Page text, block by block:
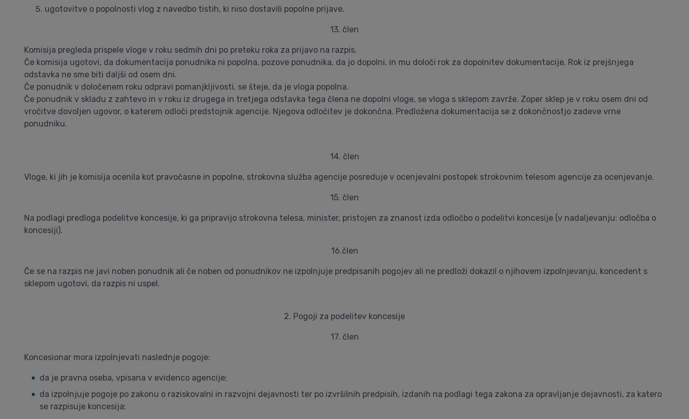
ugotovitve o popolnosti vlog z navedbo tistih, ki niso dostavili popolne prijave.
13. člen
Komisija pregleda prispele vloge v roku sedmih dni po preteku roka za prijavo na razpis.
Če komisija ugotovi, da dokumentacija ponudnika ni popolna, pozove ponudnika, da jo dopolni, in mu določi rok za dopolnitev dokumentacije. Rok iz prejšnjega
odstavka ne sme biti daljši od osem dni.
Če ponudnik v določenem roku odpravi pomanjkljivosti, se šteje, da je vloga popolna.
Če ponudnik v skladu z zahtevo in v roku iz drugega in tretjega odstavka tega člena ne dopolni vloge, se vloga s sklepom zavrže. Zoper sklep je v roku osem dni od
vročitve dovoljen ugovor, o katerem odloči predstojnik agencije. Njegova odločitev je dokončna. Predložena dokumentacija se z dokončnostjo zadeve vrne
ponudniku.
14. člen
Vloge, ki jih je komisija ocenila kot pravočasne in popolne, strokovna služba agencije posreduje v ocenjevalni postopek strokovnim telesom agencije za ocenjevanje.
15. člen
Na podlagi predloga podelitve koncesije, ki ga pripravijo strokovna telesa, minister, pristojen za znanost izda odločbo o podelitvi koncesije (v nadaljevanju: odločba o
koncesiji).
16.člen
Če se na razpis ne javi noben ponudnik ali če noben od ponudnikov ne izpolnjuje predpisanih pogojev ali ne predloži dokazil o njihovem izpolnjevanju, koncedent s
sklepom ugotovi, da razpis ni uspel.
2. Pogoji za podelitev koncesije
17. člen
Koncesionar mora izpolnjevati naslednje pogoje:
da je pravna oseba, vpisana v evidenco agencije;
da izpolnjuje pogoje po zakonu o raziskovalni in razvojni dejavnosti ter po izvršilnih predpisih, izdanih na podlagi tega zakona za opravljanje dejavnosti, za katero
se razpisuje koncesija;